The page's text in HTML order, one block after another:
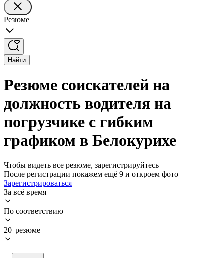
Резюме
Найти
Резюме соискателей на
должность водителя на
погрузчике с гибким
графиком в Белокурихе
Чтобы видеть все резюме, зарегистрируйтесь
После регистрации покажем ещё 9 и откроем фото
Зарегистрироваться
За всё время
По соответствию
20 резюме